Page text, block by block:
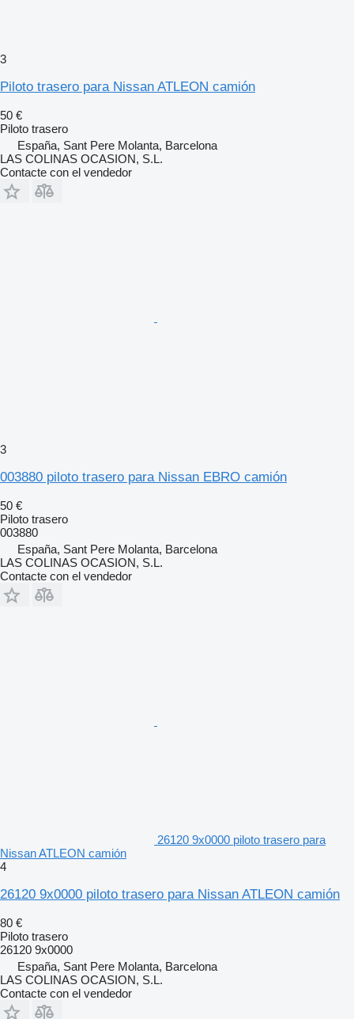
3
Piloto trasero para Nissan ATLEON camión
50 €
Piloto trasero
España, Sant Pere Molanta, Barcelona
LAS COLINAS OCASION, S.L.
Contacte con el vendedor
3
003880 piloto trasero para Nissan EBRO camión
50 €
Piloto trasero
003880
España, Sant Pere Molanta, Barcelona
LAS COLINAS OCASION, S.L.
Contacte con el vendedor
26120 9x0000 piloto trasero para
Nissan ATLEON camión
4
26120 9x0000 piloto trasero para Nissan ATLEON camión
80 €
Piloto trasero
26120 9x0000
España, Sant Pere Molanta, Barcelona
LAS COLINAS OCASION, S.L.
Contacte con el vendedor